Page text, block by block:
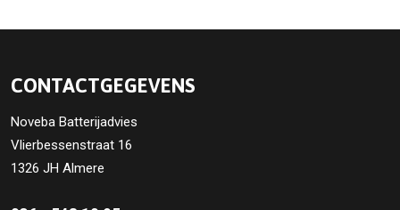
CONTACTGEGEVENS
Noveba Batterijadvies
Vlierbessenstraat 16
1326 JH Almere